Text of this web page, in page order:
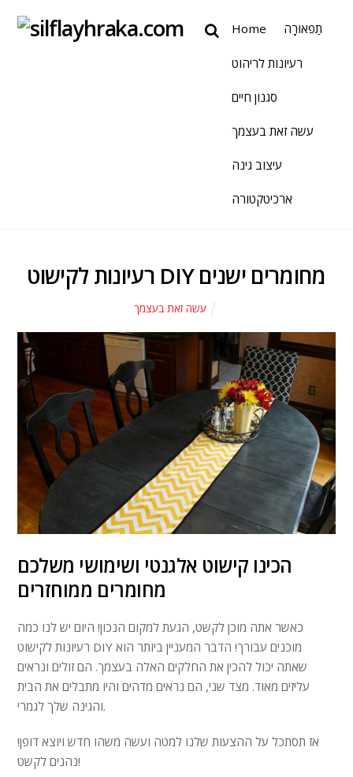
Home תַפאוּרָה
רעיונות לריהוט
סגנון חיים
עשה זאת בעצמך
עיצוב גינה
ארכיטקטורה
רעיונות לקישוט DIY מחומרים ישנים
עשה זאת בעצמך
הכינו קישוט אלגנטי ושימושי משלכם
מחומרים ממוחזרים
כאשר אתה מוכן לקשט, הגעת למקום הנכון! היום יש לנו כמה
רעיונות לקישוט DIY מוכנים עבורך! הדבר המעניין ביותר הוא
שאתה יכול להכין את החלקים האלה בעצמך. הם זולים ונראים
עליזים מאוד. מצד שני, הם נראים מדהים והיו מתבלים את הבית
והגינה שלך לגמרי.
אז תסתכל על ההצעות שלנו למטה ועשה משהו חדש ויוצא דופן!
נהנים לקשט!